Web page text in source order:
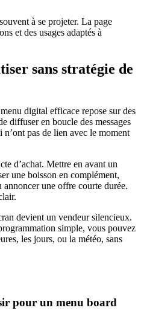
à se projeter. La page
et des usages adaptés à
sans stratégie de
digital efficace repose sur des
diffuser en boucle des messages
pas de lien avec le moment
d’achat. Mettre en avant un
une boisson en complément,
une offre courte durée.
devient un vendeur silencieux.
simple, vous pouvez
les jours, ou la météo, sans
pour un menu board